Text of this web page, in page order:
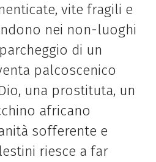
vite fragili e
nei non-luoghi
di un
palcoscenico
una prostituta, un
africano
sofferente e
riesce a far